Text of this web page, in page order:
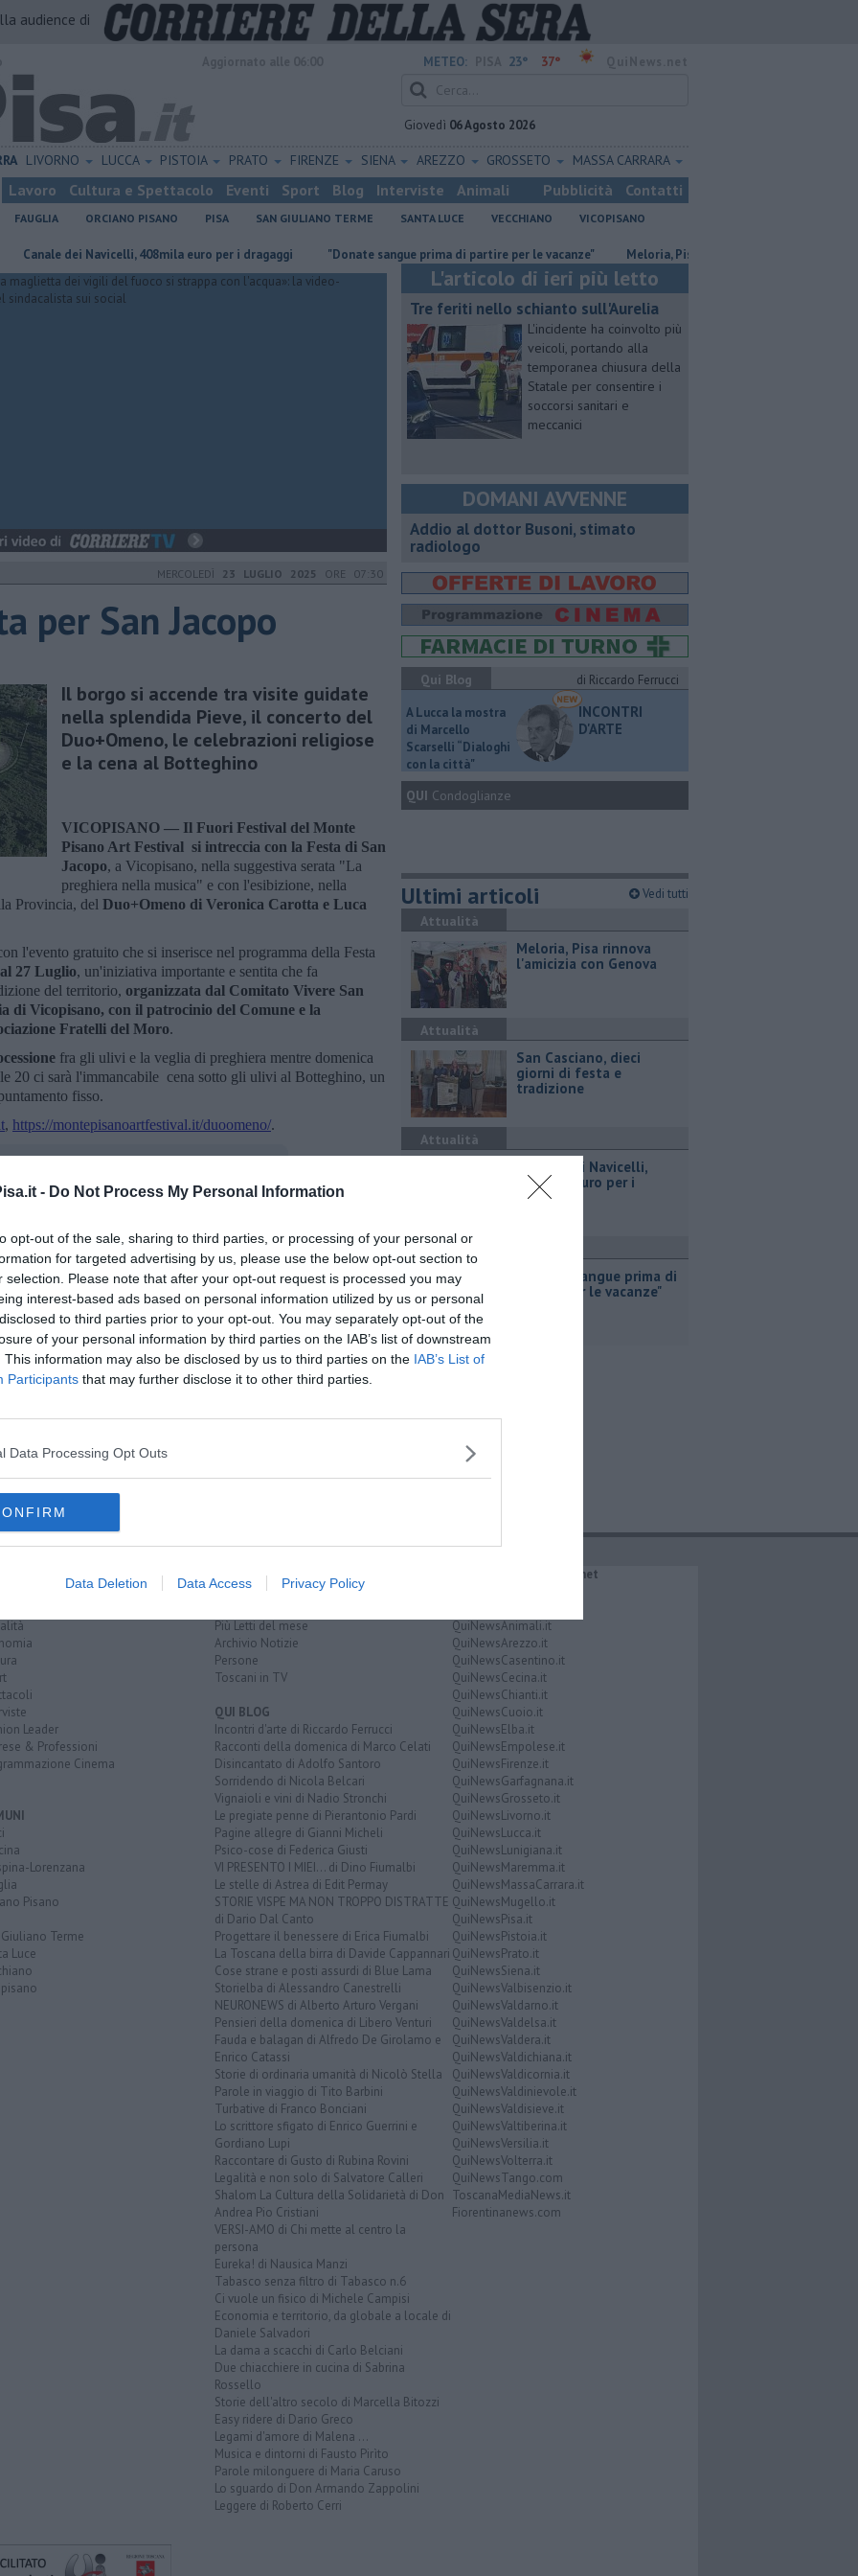
- Do Not Process My Personal Information
opt-out of the sale, sharing to third parties, or processing of your personal or
for targeted advertising by us, please use the below opt-out section to
selection. Please note that after your opt-out request is processed you may
interest-based ads based on personal information utilized by us or personal
to third parties prior to your opt-out. You may separately opt-out of the
of your personal information by third parties on the IAB’s list of downstream
This information may also be disclosed by us to third parties on the IAB’s List of
Participants that may further disclose it to other third parties.
Data Processing Opt Outs
Data Deletion Data Access Privacy Policy
audience di
METEO: 23° 37°
Giovedì 06 Agosto 2026
LIVORNO LUCCA PISTOIA PRATO FIRENZE SIENA AREZZO GROSSETO MASSA CARRARA
Lavoro Cultura e Spettacolo Eventi Sport Blog Interviste Animali Pubblicità Contatti
FAUGLIA ORCIANO PISANO PISA SAN GIULIANO TERME SANTA LUCE VECCHIANO VICOPISANO
dei Navicelli, 408mila euro per i dragaggi "Donate sangue prima di partire per le vacanze" Meloria, Pisa rinnova l'amicizia con Genova
MERCOLEDÌ 23 LUGLIO 2025 ORE 07:30
per San Jacopo
Il borgo si accende tra visite guidate
nella splendida Pieve, il concerto del
Duo+Omeno, le celebrazioni religiose
e la cena al Botteghino
VICOPISANO — Il Fuori Festival del Monte
Pisano Art Festival si intreccia con la Festa di San
Jacopo, a Vicopisano, nella suggestiva serata "La
preghiera nella musica" e con l'esibizione, nella
Provincia, del Duo+Omeno di Veronica Carotta e Luca
l'evento gratuito che si inserisce nel programma della Festa
27 Luglio, un'iniziativa importante e sentita che fa
del territorio, organizzata dal Comitato Vivere San
di Vicopisano, con il patrocinio del Comune e la
Fratelli del Moro.
fra gli ulivi e la veglia di preghiera mentre domenica
20 ci sarà l'immancabile cena sotto gli ulivi al Botteghino, un
fisso.
, https://montepisanoartfestival.it/duoomeno/.
iscriviti alla
Newsletter QUInews - ToscanaMedia.
nella tua casella di posta.
Terme
L'articolo di ieri più letto
Tre feriti nello schianto sull'Aurelia
L'incidente ha coinvolto più
veicoli, portando alla
temporanea chiusura della
Statale per consentire i
soccorsi sanitari e
meccanici
DOMANI AVVENNE
Addio al dottor Busoni, stimato
radiologo
Qui Blog
di Riccardo Ferrucci
A Lucca la mostra
di Marcello
Scarselli “Dialoghi
con la città"
INCONTRI
D'ARTE
QUI Condoglianze
Ultimi articoli Vedi tutti
Attualità
Meloria, Pisa rinnova
l'amicizia con Genova
Attualità
San Casciano, dieci
giorni di festa e
tradizione
Attualità
Canale dei Navicelli,
408mila euro per i
dragaggi
Attualità
"Donate sangue prima di
partire per le vacanze"
Leader
& Professioni
Cinema
Lorenzana
Pisano
Giuliano Terme
Luce
RUBRICHE
Le notizie di oggi
Più Letti del mese
Archivio Notizie
Persone
Toscani in TV
QUI BLOG
Incontri d'arte di Riccardo Ferrucci
Racconti della domenica di Marco Celati
Disincantato di Adolfo Santoro
Sorridendo di Nicola Belcari
Vignaioli e vini di Nadio Stronchi
Le pregiate penne di Pierantonio Pardi
Pagine allegre di Gianni Micheli
Psico-cose di Federica Giusti
VI PRESENTO I MIEI... di Dino Fiumalbi
Le stelle di Astrea di Edit Permay
STORIE VISPE MA NON TROPPO DISTRATTE
di Dario Dal Canto
Progettare il benessere di Erica Fiumalbi
La Toscana della birra di Davide Cappannari
Cose strane e posti assurdi di Blue Lama
Storielba di Alessandro Canestrelli
NEURONEWS di Alberto Arturo Vergani
Pensieri della domenica di Libero Venturi
Fauda e balagan di Alfredo De Girolamo e
Enrico Catassi
Storie di ordinaria umanità di Nicolò Stella
Parole in viaggio di Tito Barbini
Turbative di Franco Bonciani
Lo scrittore sfigato di Enrico Guerrini e
Gordiano Lupi
Raccontare di Gusto di Rubina Rovini
Legalità e non solo di Salvatore Calleri
Shalom La Cultura della Solidarietà di Don
Andrea Pio Cristiani
VERSI-AMO di Chi mette al centro la
persona
Eureka! di Nausica Manzi
Tabasco senza filtro di Tabasco n.6
Ci vuole un fisico di Michele Campisi
Economia e territorio, da globale a locale di
Daniele Salvadori
La dama a scacchi di Carlo Belciani
Due chiacchiere in cucina di Sabrina
Rossello
Storie dell'altro secolo di Marcella Bitozzi
Easy ridere di Dario Greco
Legami d'amore di Malena ...
Musica e dintorni di Fausto Pirìto
Parole milonguere di Maria Caruso
Lo sguardo di Don Armando Zappolini
Leggere di Roberto Cerri
IL NETWORK QuiNews.net
QuiNewsAnimali.it
QuiNewsArezzo.it
QuiNewsCasentino.it
QuiNewsCecina.it
QuiNewsChianti.it
QuiNewsCuoio.it
QuiNewsElba.it
QuiNewsEmpolese.it
QuiNewsFirenze.it
QuiNewsGarfagnana.it
QuiNewsGrosseto.it
QuiNewsLivorno.it
QuiNewsLucca.it
QuiNewsLunigiana.it
QuiNewsMaremma.it
QuiNewsMassaCarrara.it
QuiNewsMugello.it
QuiNewsPisa.it
QuiNewsPistoia.it
QuiNewsPrato.it
QuiNewsSiena.it
QuiNewsValbisenzio.it
QuiNewsValdarno.it
QuiNewsValdelsa.it
QuiNewsValdera.it
QuiNewsValdichiana.it
QuiNewsValdicornia.it
QuiNewsValdinievole.it
QuiNewsValdisieve.it
QuiNewsValtiberina.it
QuiNewsVersilia.it
QuiNewsVolterra.it
QuiNewsTango.com
ToscanaMediaNews.it
Fiorentinanews.com